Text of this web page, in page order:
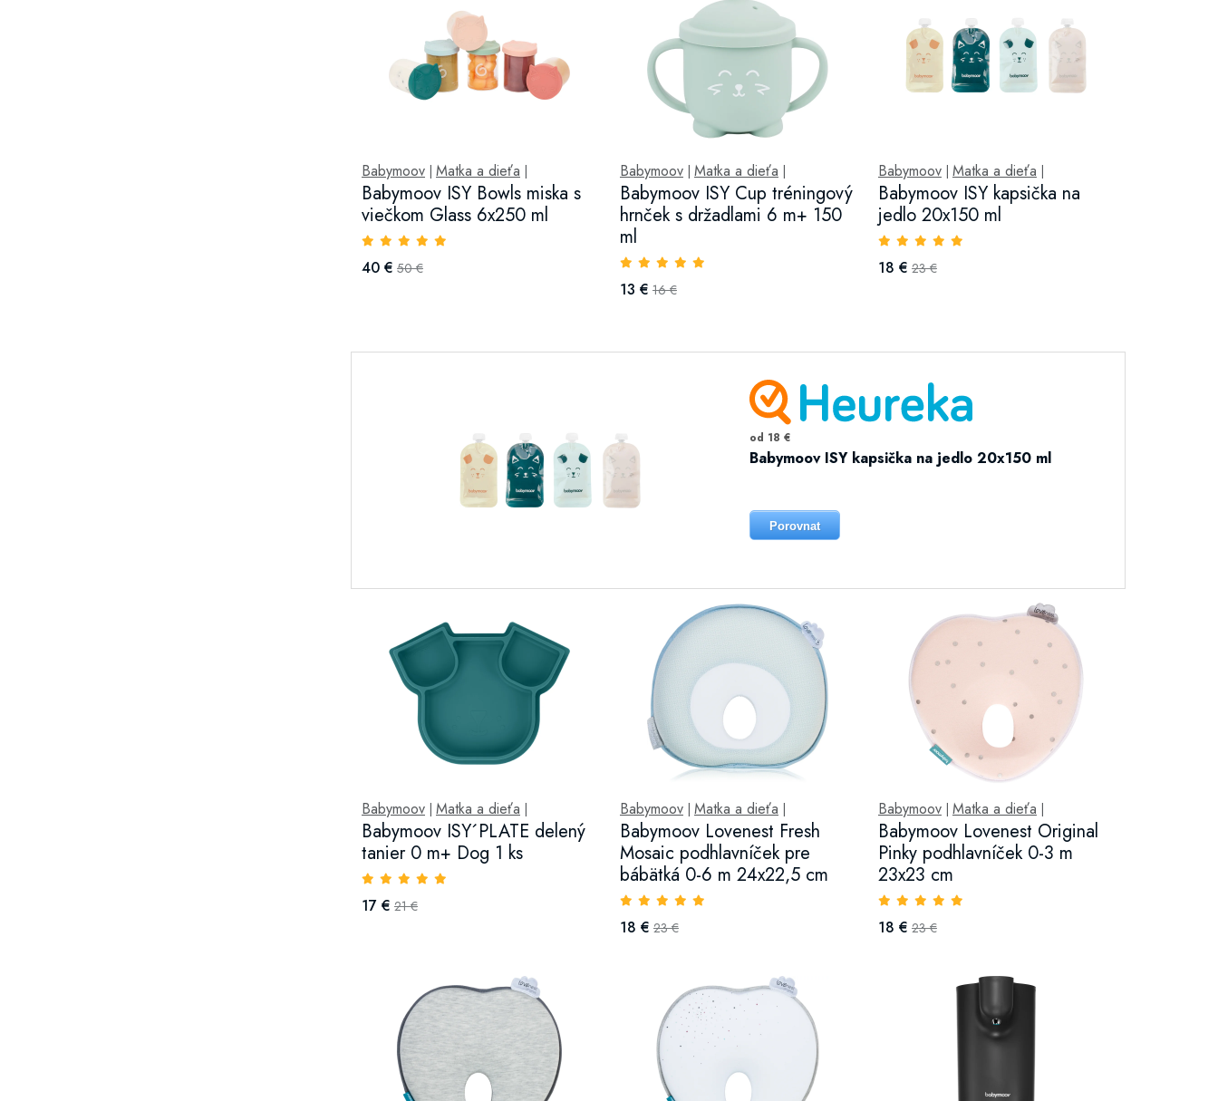
Babymoov Matka a dieťa
Babymoov ISY Bowls miska s
viečkom Glass 6x250 ml
40 € 50 €
Babymoov| Matka a dieťa
Babymoov ISY Cup tréningový
hrnček s držadlami 6 m+ 150
ml
13 € 16 €
Babymoov| Matka a dieťa
Babymoov ISY kapsička na
jedlo 20x150 ml
18 € 23 €
od 18 €
Babymoov ISY kapsička na jedlo 20x150 ml
Porovnat
Babymoov Matka a dieťa
Babymoov ISY´PLATE delený
tanier 0 m+ Dog 1 ks
17 € 21 €
Babymoov| Matka a dieťa
Babymoov Lovenest Fresh
Mosaic podhlavníček pre
bábätká 0-6 m 24x22,5 cm
18 € 23 €
Babymoov| Matka a dieťa
Babymoov Lovenest Original
Pinky podhlavníček 0-3 m
23x23 cm
18 € 23 €